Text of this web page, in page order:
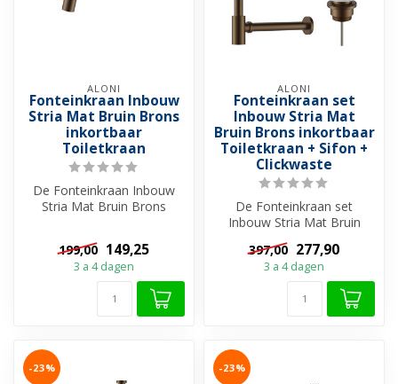
ALONI
Fonteinkraan Inbouw
Stria Mat Bruin Brons
inkortbaar
Toiletkraan
De Fonteinkraan Inbouw
Stria Mat Bruin Brons
keuze vo...
199,00 149,25
3 a 4 dagen
ALONI
Fonteinkraan set
Inbouw Stria Mat
Bruin Brons inkortbaar
Toiletkraan + Sifon +
Clickwaste
De Fonteinkraan set
Inbouw Stria Mat Bruin
Brons inkortbaar van Aloni
is dé keuz...
397,00 277,90
3 a 4 dagen
-23% -23%